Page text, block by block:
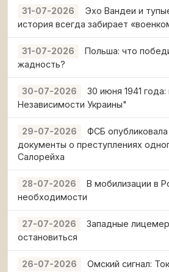
31-07-2026
Эхо Вандеи и
история всегда забирает
31-07-2026
Польша: что
жадность?
30-07-2026
30 июня 1941
Независимости Украины"
29-07-2026
ФСБ
документы о преступлениях
Салорейха
28-07-2026
В мобилизации в
необходимости
27-07-2026
Западные
остановиться
26-07-2026
Омский сигнал: